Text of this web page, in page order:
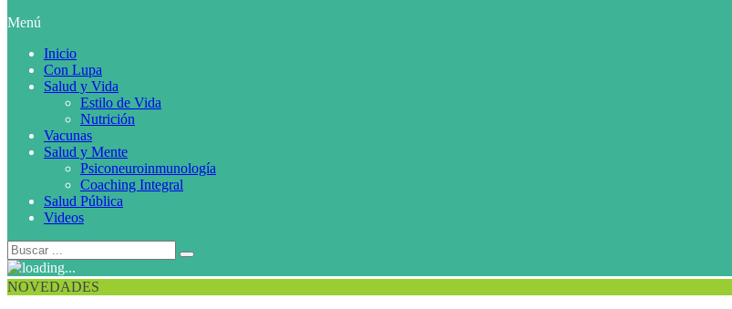
Menú
Inicio
Con Lupa
Salud y Vida
Estilo de Vida
Nutrición
Vacunas
Salud y Mente
Psiconeuroinmunología
Coaching Integral
Salud Pública
Videos
NOVEDADES